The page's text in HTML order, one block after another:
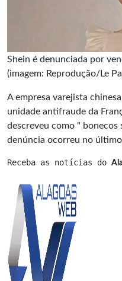
Shein é denunciada por
(imagem: Reprodução/Le
A empresa varejista
unidade antifraude da
descreveu como " bonecos
denúncia ocorreu no último
Receba as notícias do